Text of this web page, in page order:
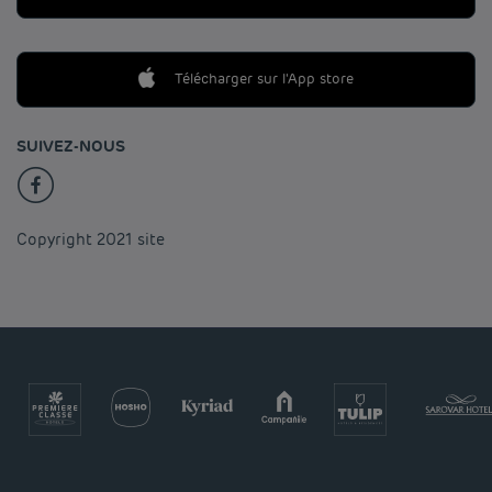
Télécharger sur l'App store
SUIVEZ-NOUS
Copyright 2021 site